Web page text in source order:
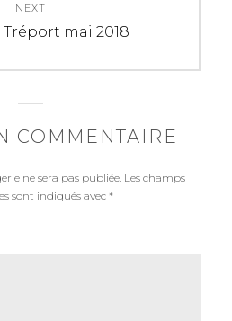
NEXT
mai 2018
COMMENTAIRE
ne sera pas publiée. Les champs
sont indiqués avec*